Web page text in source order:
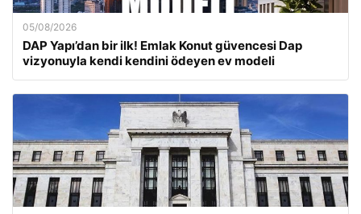
05/08/2026
DAP Yapı’dan bir ilk! Emlak Konut güvencesi Dap
vizyonuyla kendi kendini ödeyen ev modeli